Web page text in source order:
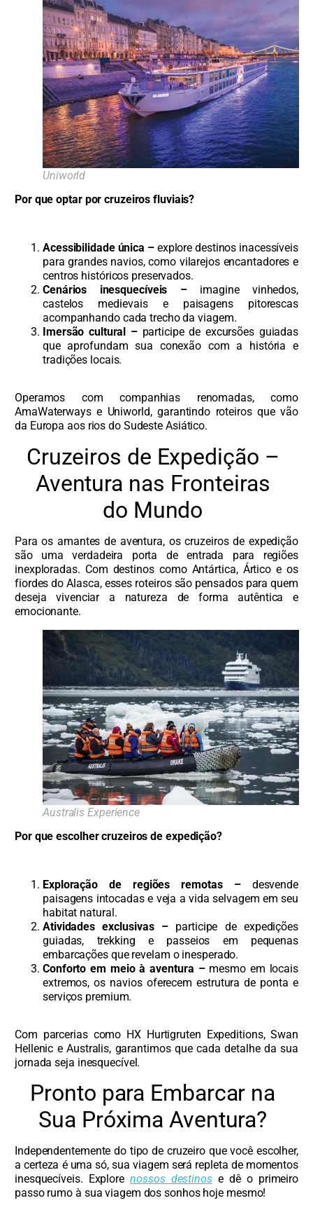
Uniworld
Por que optar por cruzeiros fluviais?
Acessibilidade única –explore destinos inacessíveis
para grandes navios, como vilarejos encantadores e
centros históricos preservados.
Cenários inesquecíveis –imagine vinhedos,
castelos medievais e paisagens pitorescas
acompanhando cada trecho da viagem.
Imersão cultural –participe de excursões guiadas
que aprofundam sua conexão com a história e
tradições locais.
Operamos com companhias renomadas, como
AmaWaterways e Uniworld, garantindo roteiros que vão
da Europa aos rios do Sudeste Asiático.
Cruzeiros de Expedição –
Aventura nas Fronteiras
do Mundo
Para os amantes de aventura, os cruzeiros de expedição
são uma verdadeira porta de entrada para regiões
inexploradas. Com destinos como Antártica, Ártico e os
fiordes do Alasca, esses roteiros são pensados para quem
deseja vivenciar a natureza de forma autêntica e
emocionante.
Australis Experience
Por que escolher cruzeiros de expedição?
Exploração de regiões remotas –desvende
paisagens intocadas e veja a vida selvagem em seu
habitat natural.
Atividades exclusivas –participe de expedições
guiadas, trekking e passeios em pequenas
embarcações que revelam o inesperado.
Conforto em meio à aventura –mesmo em locais
extremos, os navios oferecem estrutura de ponta e
serviços premium.
Com parcerias como HX Hurtigruten Expeditions, Swan
Hellenic e Australis, garantimos que cada detalhe da sua
jornada seja inesquecível.
Pronto para Embarcar na
Sua Próxima Aventura?
Independentemente do tipo de cruzeiro que você escolher,
a certeza é uma só, sua viagem será repleta de momentos
inesquecíveis. Explorenossos destinose dê o primeiro
passo rumo à sua viagem dos sonhos hoje mesmo!